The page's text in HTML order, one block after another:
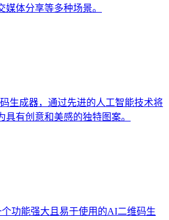
媒体分享等多种场景。
生成器，通过先进的人工智能技术将
具有创意和美感的独特图案。
功能强大且易于使用的AI二维码生